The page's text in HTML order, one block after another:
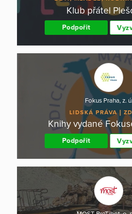
Klub přátel
Podpořit
Fokus Praha, z.
LIDSKÁ PRÁVA
Knihy vydané
Podpořit